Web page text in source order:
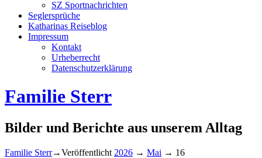
SZ Sportnachrichten
Seglersprüche
Katharinas Reiseblog
Impressum
Kontakt
Urheberrecht
Datenschutzerklärung
Familie Sterr
Bilder und Berichte aus unserem Alltag
Familie Sterr→Veröffentlicht 2026 → Mai → 16